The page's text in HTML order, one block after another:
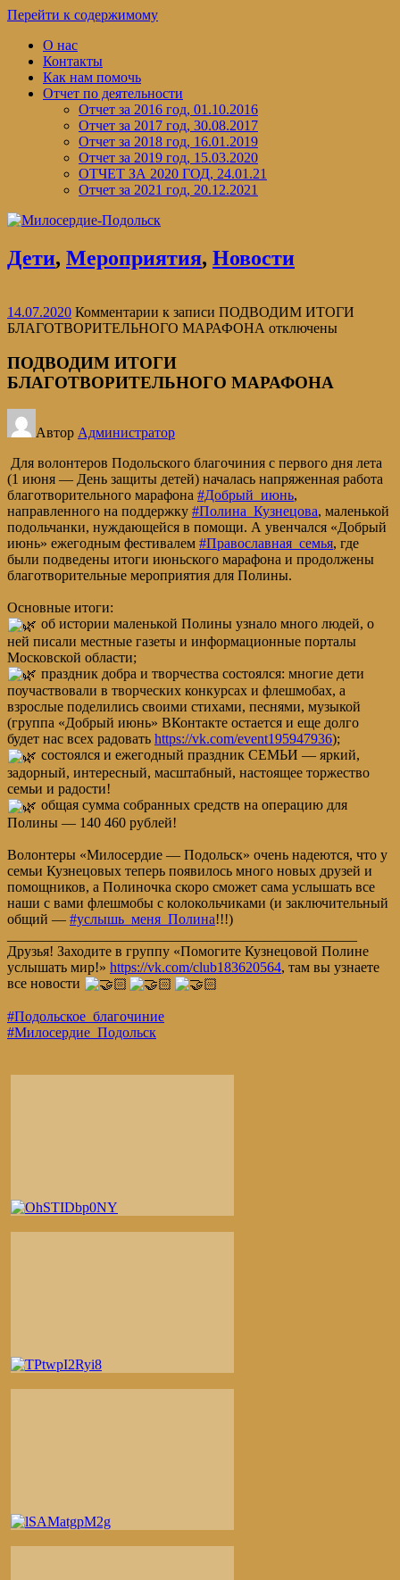
Перейти к содержимому
О нас
Контакты
Как нам помочь
Отчет по деятельности
Отчет за 2016 год, 01.10.2016
Отчет за 2017 год, 30.08.2017
Отчет за 2018 год, 16.01.2019
Отчет за 2019 год, 15.03.2020
ОТЧЕТ ЗА 2020 ГОД, 24.01.21
Отчет за 2021 год, 20.12.2021
Дети, Мероприятия, Новости
14.07.2020 Комментарии к записи ПОДВОДИМ ИТОГИ
БЛАГОТВОРИТЕЛЬНОГО МАРАФОНА отключены
ПОДВОДИМ ИТОГИ
БЛАГОТВОРИТЕЛЬНОГО МАРАФОНА
Автор Администратор
Для волонтеров Подольского благочиния с первого дня лета
(1 июня — День защиты детей) началась напряженная работа
благотворительного марафона #Добрый_июнь,
направленного на поддержку #Полина_Кузнецова, маленькой
подольчанки, нуждающейся в помощи. А увенчался «Добрый
июнь» ежегодным фестивалем #Православная_семья, где
были подведены итоги июньского марафона и продолжены
благотворительные мероприятия для Полины.
Основные итоги:
об истории маленькой Полины узнало много людей, о
ней писали местные газеты и информационные порталы
Московской области;
праздник добра и творчества состоялся: многие дети
поучаствовали в творческих конкурсах и флешмобах, а
взрослые поделились своими стихами, песнями, музыкой
(группа «Добрый июнь» ВКонтакте остается и еще долго
будет нас всех радовать https://vk.com/event195947936);
состоялся и ежегодный праздник СЕМЬИ — яркий,
задорный, интересный, масштабный, настоящее торжество
семьи и радости!
общая сумма собранных средств на операцию для
Полины — 140 460 рублей!
Волонтеры «Милосердие — Подольск» очень надеются, что у
семьи Кузнецовых теперь появилось много новых друзей и
помощников, а Полиночка скоро сможет сама услышать все
наши с вами флешмобы с колокольчиками (и заключительный
общий — #услышь_меня_Полина!!!)
Друзья! Заходите в группу «Помогите Кузнецовой Полине
услышать мир!» https://vk.com/club183620564, там вы узнаете
все новости
#Подольское_благочиние
#Милосердие_Подольск